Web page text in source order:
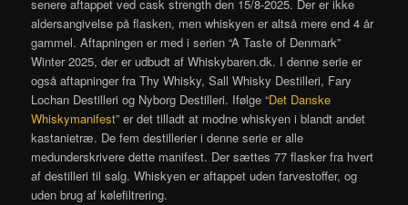
senere aftappet ved cask strength den 15/8-2025. Der er ikke
aldersangivelse på flasken, men whiskyen er altså mere end 4 år
gammel. Aftapningen er med i serien “A Taste of Denmark”
Winter 2025, der er udbudt af Whiskybaren.dk. I denne serie er
også aftapninger fra Thy Whisky, Sall Whisky Destilleri, Fary
Lochan Destilleri og Nyborg Destilleri. Ifølge “Det Danske
Whiskymanifest” er det tilladt at modne whiskyen i blandt andet
kastanietræ. De fem destillerier i denne serie er alle
medunderskrivere dette manifest. Der sættes 77 flasker fra hvert
af destilleri til salg. Whiskyen er aftappet uden farvestoffer, og
uden brug af kølefiltrering.